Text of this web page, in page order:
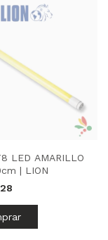
LED AMARILLO
| LION